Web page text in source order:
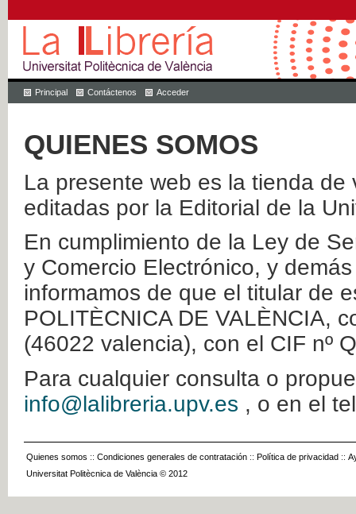
Principal Contáctenos Acceder
QUIENES SOMOS
La presente web es la tienda
editadas por la Editorial de la
En cumplimiento de la Ley de
y Comercio Electrónico, y
informamos de que el titular de
POLITÈCNICA DE VALÈNCIA,
(46022 valencia), con el CIF nº
Para cualquier consulta o
info@lalibreria.upv.es , o en el
Quienes somos :: Condiciones generales de contratación :: Política de privacidad ::
Universitat Politècnica de València © 2012